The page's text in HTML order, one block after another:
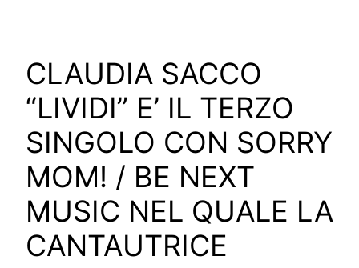
CLAUDIA SACCO
“LIVIDI” E’ IL TERZO
SINGOLO CON SORRY
MOM! / BE NEXT
MUSIC NEL QUALE LA
CANTAUTRICE